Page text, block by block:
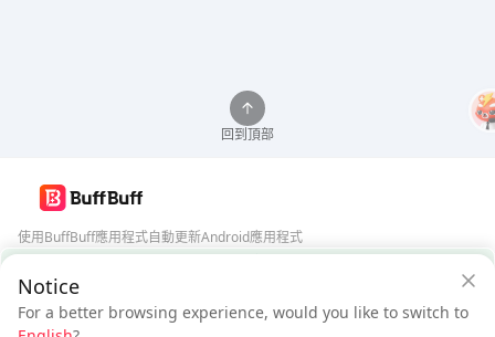
$194.71
新用戶：省
$199.71
Notice
For a better browsing experience, would you like to switch to
回到頂部
使用BuffBuff應用程式自動更新Android應用程式
追蹤我們